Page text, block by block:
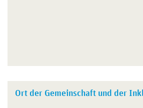
Ort der Gemeinschaft und der